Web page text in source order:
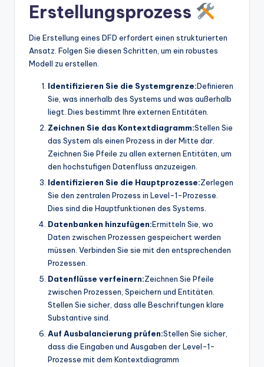
Erstellungsprozess
Die Erstellung eines DFD erfordert einen strukturierten
Ansatz. Folgen Sie diesen Schritten, um ein robustes
Modell zu erstellen.
Identifizieren Sie die Systemgrenze:Definieren
Sie, was innerhalb des Systems und was außerhalb
liegt. Dies bestimmt Ihre externen Entitäten.
Zeichnen Sie das Kontextdiagramm:Stellen Sie
das System als einen Prozess in der Mitte dar.
Zeichnen Sie Pfeile zu allen externen Entitäten, um
den hochstufigen Datenfluss anzuzeigen.
Identifizieren Sie die Hauptprozesse:Zerlegen
Sie den zentralen Prozess in Level-1-Prozesse.
Dies sind die Hauptfunktionen des Systems.
Datenbanken hinzufügen:Ermitteln Sie, wo
Daten zwischen Prozessen gespeichert werden
müssen. Verbinden Sie sie mit den entsprechenden
Prozessen.
Datenflüsse verfeinern:Zeichnen Sie Pfeile
zwischen Prozessen, Speichern und Entitäten.
Stellen Sie sicher, dass alle Beschriftungen klare
Substantive sind.
Auf Ausbalancierung prüfen:Stellen Sie sicher,
dass die Eingaben und Ausgaben der Level-1-
Prozesse mit dem Kontextdiagramm